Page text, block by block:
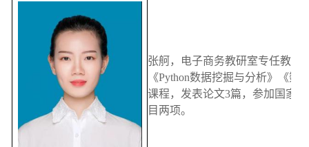
张舸，电子商务教研室专任教师
《Python数据挖掘与分析》《
课程，发表论文3篇，参加国家
目两项。